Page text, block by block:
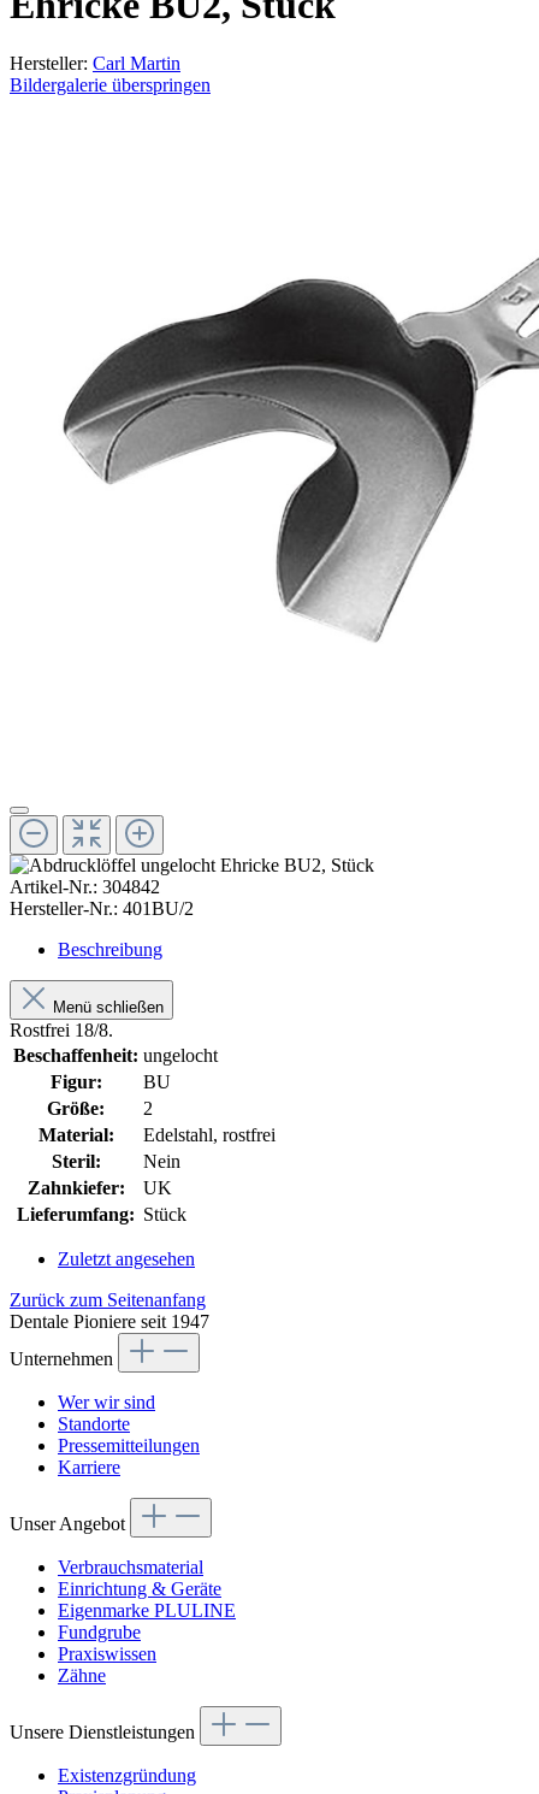
Hersteller: Carl Martin
Bildergalerie überspringen
Artikel-Nr.: 304842
Hersteller-Nr.: 401BU/2
Beschreibung
Menü schließen
Rostfrei 18/8.
Beschaffenheit: ungelocht
Figur:
BU
Größe:
2
Material:
Edelstahl, rostfrei
Steril:
Nein
Zahnkiefer:
UK
Lieferumfang: Stück
Zuletzt angesehen
Zurück zum Seitenanfang
Dentale Pioniere seit 1947
Unternehmen
Wer wir sind
Standorte
Pressemitteilungen
Karriere
Unser Angebot
Verbrauchsmaterial
Einrichtung & Geräte
Eigenmarke PLULINE
Fundgrube
Praxiswissen
Zähne
Unsere Dienstleistungen
Existenzgründung